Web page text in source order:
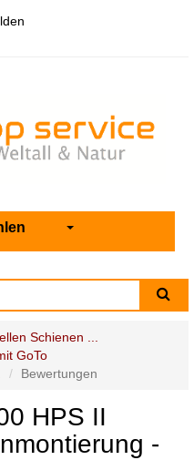
Schienen ...
GoTo
Bewertungen
HPS II
-